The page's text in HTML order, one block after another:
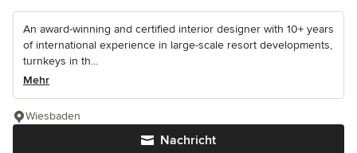
An award-winning and certified interior designer with 10+ years
of international experience in large-scale resort developments,
turnkeys in th...
Mehr
Nachricht
Wiesbaden